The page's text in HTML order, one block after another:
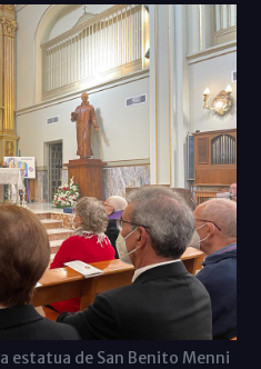
estatua de San Benito Menni